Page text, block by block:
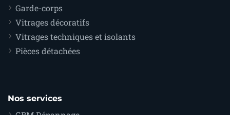
Garde-corps
Vitrages décoratifs
Vitrages techniques et isolants
Pièces détachées
Nos services